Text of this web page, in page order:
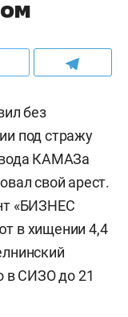
без
под стражу
КАМАЗа
свой арест.
«БИЗНЕС
в хищении 4,4
в СИЗО до 21